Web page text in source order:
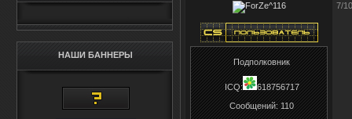
НАШИ БАННЕРЫ
Подполковник
ICQ:
618756717
Сообщений:110
7/